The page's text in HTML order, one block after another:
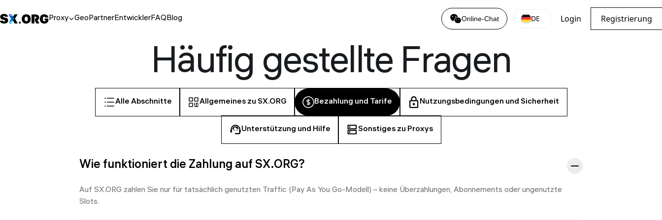
Proxy GeoPartnerEntwicklerFAQBlog Online-Chat DE Login Registrierung
Häufig gestellte Fragen
Alle Abschnitte Allgemeines zu SX.ORG Bezahlung und Tarife Nutzungsbedingungen und Sicherheit
Unterstützung und Hilfe Sonstiges zu Proxys
Wie funktioniert die Zahlung auf SX.ORG?
Auf SX.ORG zahlen Sie nur für tatsächlich genutzten Traffic (Pay As You Go-Modell) – keine Überzahlungen, Abonnements oder ungenutzte
Slots.